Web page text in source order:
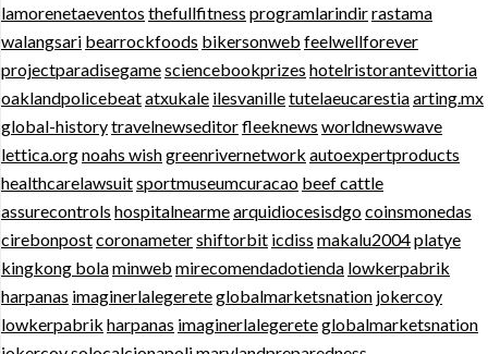
lamorenetaeventos thefullfitness programlarindirrastama
walangsari bearrockfoods bikersonweb feelwellforever
projectparadisegamesciencebookprizes hotelristorantevittoria
oaklandpolicebeatatxukale ilesvanilletutelaeucarestiaarting.mx
global-historytravelnewseditorfleeknews worldnewswave
lettica.orgnoahs wishgreenrivernetwork autoexpertproducts
healthcarelawsuitsportmuseumcuracao beef cattle
assurecontrols hospitalnearmearquidiocesisdgocoinsmonedas
cirebonpostcoronametershiftorbit icdiss makalu2004platye
kingkong bolaminweb mirecomendadotienda lowkerpabrik
harpanas imaginerlalegereteglobalmarketsnation jokercoy
lowkerpabrik harpanas imaginerlalegereteglobalmarketsnation